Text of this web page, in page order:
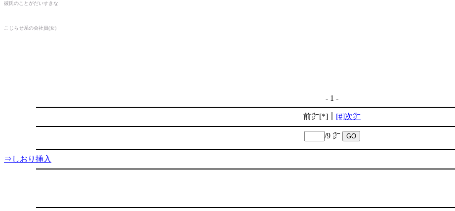
彼氏のことがだいすきな
こじらせ系の会社員(女)
- 1 -
前㌻[*]｜ [#]次㌻
/9 ㌻
⇒しおり挿入